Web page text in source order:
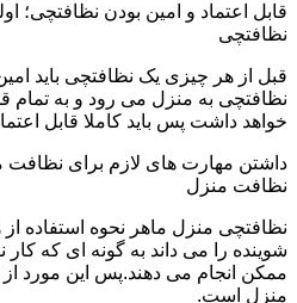
قابل اعتماد و امین بودن نظافتچی؛
نظافتچی
قبل از هر چیزی یک نظافتچی باید
نظافتچی به منزل می رود و به
خواهد داشت پس باید کاملا قابل
داشتن مهارت های لازم برای نظافت
نظافت منزل
نظافتچی منزل ماهر نحوه استفاده
شوینده را می داند به گونه ای که
ممکن انجام می دهند.پس این مورد
منزل است.